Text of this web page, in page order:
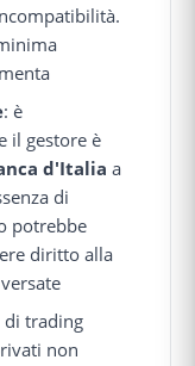
: è
il gestore è
d'Italia a
di
potrebbe
diritto alla
di trading
non